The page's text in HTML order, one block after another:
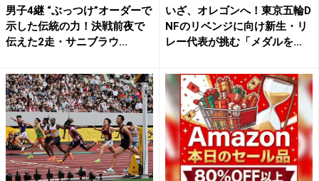
男子4継 “ぶっつけ”オーダーで
示した伝統の力！決戦前夜で
伝えた2走・サニブラウ...
いざ、オレゴンへ！東京五輪D
NFのリベンジに向け新生・リ
レー代表が挑む「メダルを...